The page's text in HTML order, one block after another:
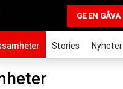
GE EN GÅVA
Stories Nyheter